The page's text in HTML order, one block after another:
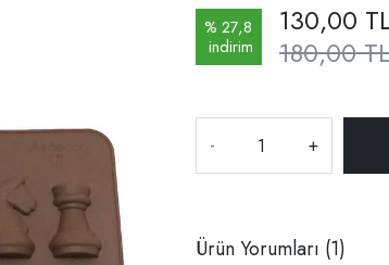
% 27,8
indirim
180,00 TL
130,00
- +
Ürün Yorumları (1)